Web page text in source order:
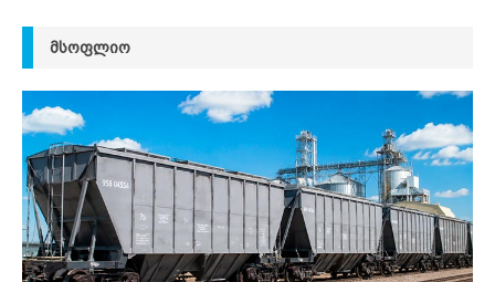
ᲛᲡᲝᲤᲚᲘᲝ